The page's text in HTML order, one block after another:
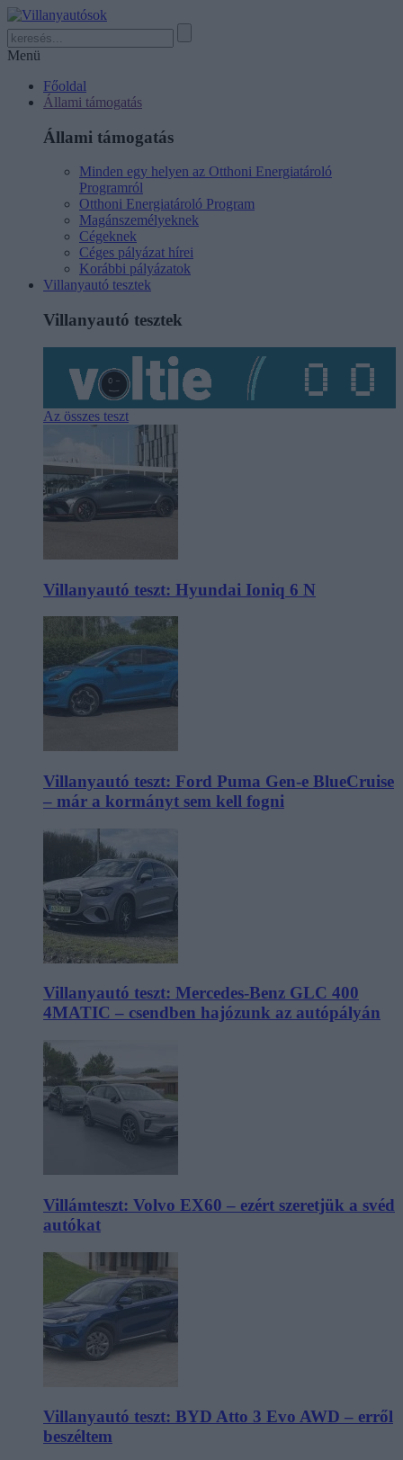
Menü
Főoldal
Állami támogatás
Állami támogatás
Minden egy helyen az Otthoni Energiatároló
Programról
Otthoni Energiatároló Program
Magánszemélyeknek
Cégeknek
Céges pályázat hírei
Korábbi pályázatok
Villanyautó tesztek
Villanyautó tesztek
Az összes teszt
Villanyautó teszt: Hyundai Ioniq 6 N
Villanyautó teszt: Ford Puma Gen-e BlueCruise
– már a kormányt sem kell fogni
Villanyautó teszt: Mercedes-Benz GLC 400
4MATIC – csendben hajózunk az autópályán
Villámteszt: Volvo EX60 – ezért szeretjük a svéd
autókat
Villanyautó teszt: BYD Atto 3 Evo AWD – erről
beszéltem